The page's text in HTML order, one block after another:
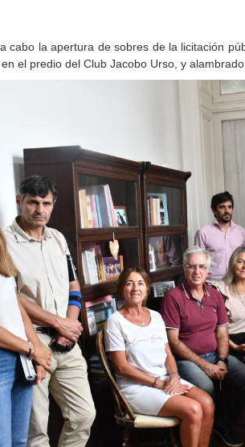
cabo la apertura de sobres de la licitación
el predio del Club Jacobo Urso, y